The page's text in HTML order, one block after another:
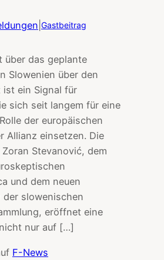
Gastbeitrag
über das geplante
Slowenien über den
ein Signal für
sich seit langem für eine
der europäischen
Allianz einsetzen. Die
Stevanović, dem
und dem neuen
der slowenischen
eröffnet eine
nur auf […]
F-News